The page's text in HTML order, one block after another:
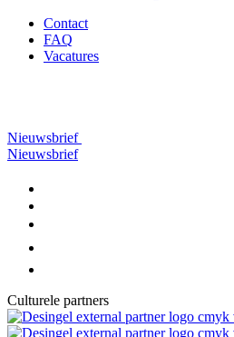
Contact
FAQ
Vacatures
Nieuwsbrief
Nieuwsbrief
Culturele partners